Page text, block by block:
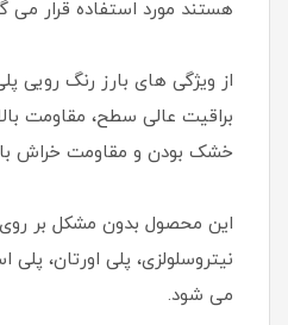
هستند مورد استفاده قرار می
از ویژگی های بارز رنگ رویی
براقیت عالی سطح، مقاومت
خشک بودن و مقاومت خراش
این محصول بدون مشکل بر
نیتروسلولزی، پلی اورتان،
می شود.